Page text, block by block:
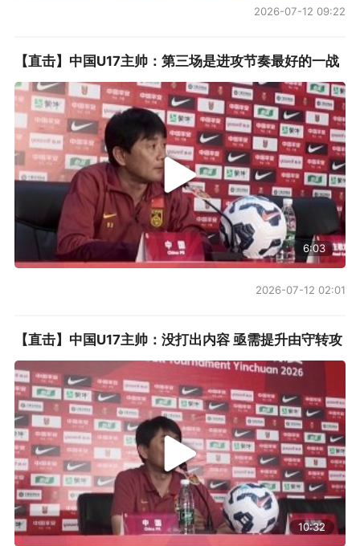
2026-07-12 09:22
【直击】中国U17主帅：第三场是进攻节奏最好的一战
6:03
2026-07-12 02:01
【直击】中国U17主帅：没打出内容 亟需提升由守转攻
10:32